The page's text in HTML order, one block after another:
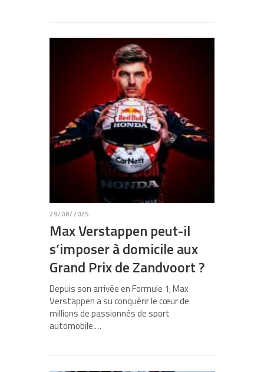
29/08/2025
Max Verstappen peut-il
s’imposer à domicile aux
Grand Prix de Zandvoort ?
Depuis son arrivée en Formule 1, Max
Verstappen a su conquérir le cœur de
millions de passionnés de sport
automobile.…